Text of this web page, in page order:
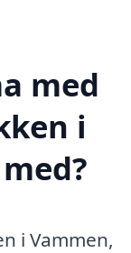
med
i
i Vammen,